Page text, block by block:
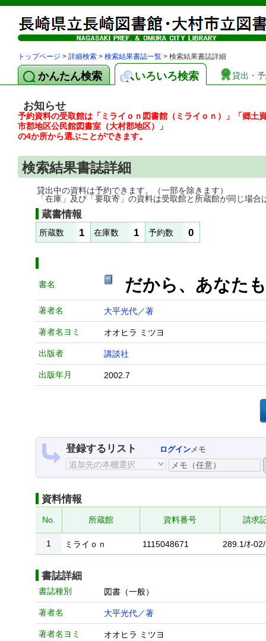
トップページ > 詳細検索 > 検索結果書誌一覧 > 検索結果書誌詳細
かんたん検索 いろいろ検索 貸出・
お知らせ
予約資料の受取館は「ミライｏｎ図書館（ミライｏｎ）」「郷
市郡地区公民館図書室（大村郡地区）」
の4か所から選ぶことができます。
検索結果書誌詳細
貸出中の資料は予約できます。（一部を除きます）
「在庫」及び「要取寄」の資料は受取館と所蔵館が同じ場合
蔵書情報
所蔵数 1 在庫数 1 予約数 0
書名 だから、あなた
著者名 大平光代／著
著者名ヨミ オオヒラ ミツヨ
出版者 講談社
出版年月 2002.7
登録するリスト ログインメモ
資料情報
No. 所蔵館 資料番号 請求
1 ミライｏｎ 1115048671 289.1/ｵ-02/
書誌詳細
書誌種別 図書（一般）
著者名 大平光代／著
著者名ヨミ オオヒラ ミツヨ